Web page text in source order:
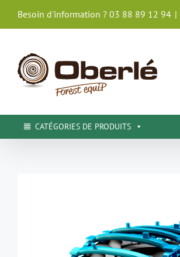
Besoin d'information ? 03 88 89 12 94 |
CATÉGORIES DE PRODUITS